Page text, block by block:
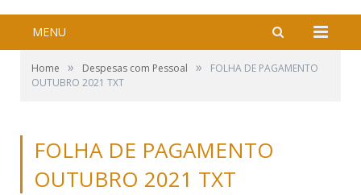
MENU
Home » Despesas com Pessoal »
FOLHA DE PAGAMENTO
OUTUBRO 2021 TXT
FOLHA DE PAGAMENTO
OUTUBRO 2021 TXT